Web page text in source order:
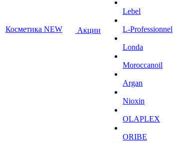
Косметика NEW Акции
Lebel
L-Professionnel
Londa
Moroccanoil
Argan
Niохin
OLAPLEX
ORIBE